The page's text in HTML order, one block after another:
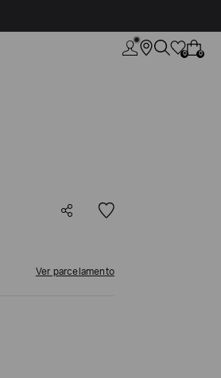
0 0
Ver parcelamento